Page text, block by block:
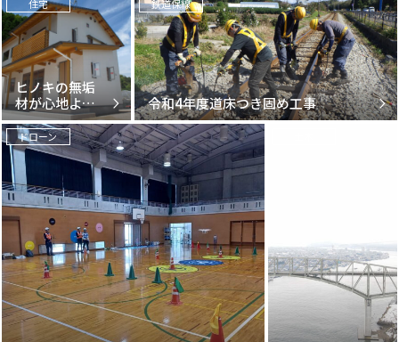
ドローン
鉄道保線
令和4年度道床つき固め工事
住宅
ヒノキの無垢
材が心地よい
家